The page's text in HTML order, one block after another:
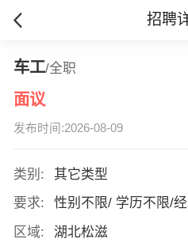
招聘
车工/全职
面议
发布时间:2026-08-09
类别:
其它类型
要求:
性别不限/ 学历不限/
区域:
湖北松滋